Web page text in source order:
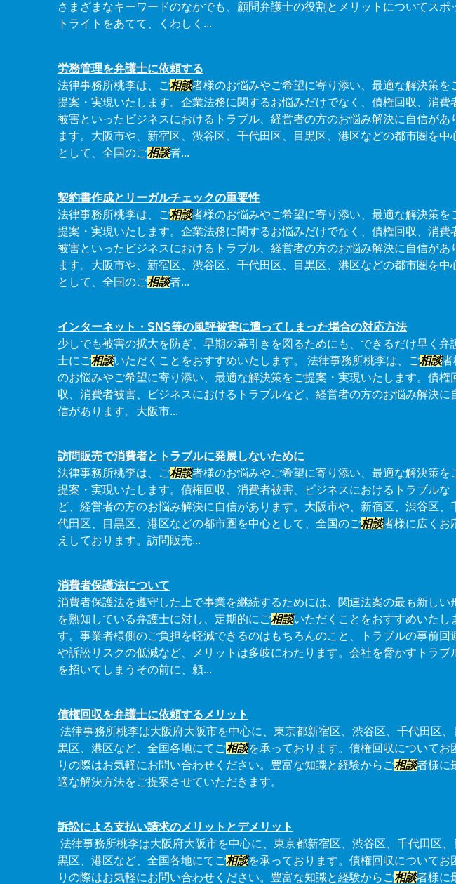
さまざまなキーワードのなかでも、顧問弁護士の役割とメリットについてスポ
トライトをあてて、くわしく...
労務管理を弁護士に依頼する
法律事務所桃李は、ご相談者様のお悩みやご希望に寄り添い、最適な解決策を
提案・実現いたします。企業法務に関するお悩みだけでなく、債権回収、消費
被害といったビジネスにおけるトラブル、経営者の方のお悩み解決に自信があ
ます。大阪市や、新宿区、渋谷区、千代田区、目黒区、港区などの都市圏を中
として、全国のご相談者...
契約書作成とリーガルチェックの重要性
法律事務所桃李は、ご相談者様のお悩みやご希望に寄り添い、最適な解決策を
提案・実現いたします。企業法務に関するお悩みだけでなく、債権回収、消費
被害といったビジネスにおけるトラブル、経営者の方のお悩み解決に自信があ
ます。大阪市や、新宿区、渋谷区、千代田区、目黒区、港区などの都市圏を中
として、全国のご相談者...
インターネット・SNS等の風評被害に遭ってしまった場合の対応方法
少しでも被害の拡大を防ぎ、早期の幕引きを図るためにも、できるだけ早く弁
士にご相談いただくことをおすすめいたします。 法律事務所桃李は、ご相談者
のお悩みやご希望に寄り添い、最適な解決策をご提案・実現いたします。債権
収、消費者被害、ビジネスにおけるトラブルなど、経営者の方のお悩み解決に
信があります。大阪市...
訪問販売で消費者とトラブルに発展しないために
法律事務所桃李は、ご相談者様のお悩みやご希望に寄り添い、最適な解決策を
提案・実現いたします。債権回収、消費者被害、ビジネスにおけるトラブルな
ど、経営者の方のお悩み解決に自信があります。大阪市や、新宿区、渋谷区、
代田区、目黒区、港区などの都市圏を中心として、全国のご相談者様に広くお
えしております。訪問販売...
消費者保護法について
消費者保護法を遵守した上で事業を継続するためには、関連法案の最も新しい
を熟知している弁護士に対し、定期的にご相談いただくことをおすすめいたし
す。事業者様側のご負担を軽減できるのはもちろんのこと、トラブルの事前回
や訴訟リスクの低減など、メリットは多岐にわたります。会社を脅かすトラブ
を招いてしまうその前に、頼...
債権回収を弁護士に依頼するメリット
法律事務所桃李は大阪府大阪市を中心に、東京都新宿区、渋谷区、千代田区、
黒区、港区など、全国各地にてご相談を承っております。債権回収についてお
りの際はお気軽にお問い合わせください。豊富な知識と経験からご相談者様に
適な解決方法をご提案させていただきます。
訴訟による支払い請求のメリットとデメリット
法律事務所桃李は大阪府大阪市を中心に、東京都新宿区、渋谷区、千代田区、
黒区、港区など、全国各地にてご相談を承っております。債権回収についてお
りの際はお気軽にお問い合わせください。豊富な知識と経験からご相談者様に